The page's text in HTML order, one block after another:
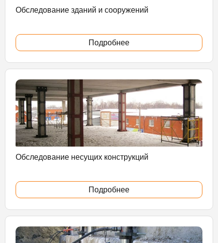
Обследование зданий и сооружений
Подробнее
Обследование несущих конструкций
Подробнее